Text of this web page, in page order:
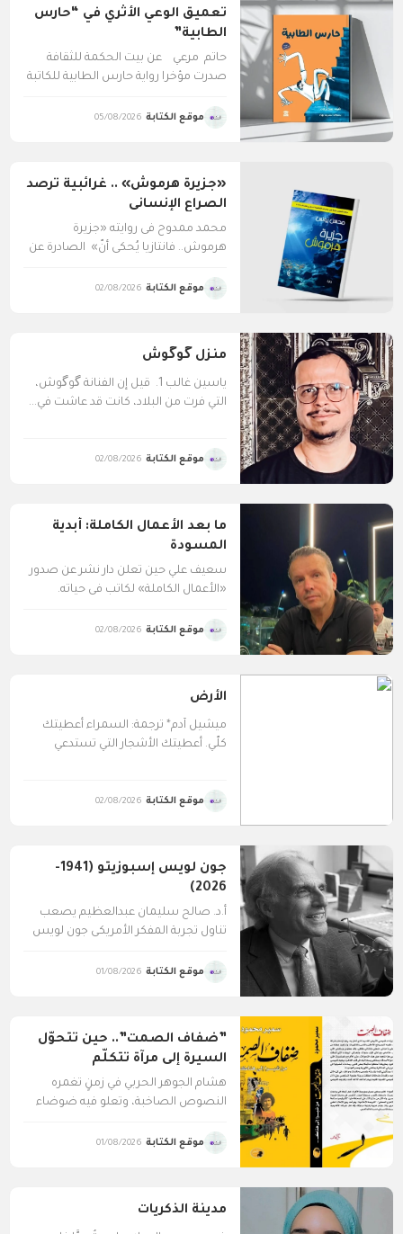
تعميق الوعي الأثري في “حارس
الطابية”
حاتم مرعي عن بيت الحكمة للثقافة
صدرت مؤخرا رواية حارس الطابية للكاتبة
موقع الكتابة 05/08/2026
«جزيرة هرموش» .. غرائبية ترصد
الصراع الإنسانى
محمد ممدوح فى روايته «جزيرة
هرموش.. فانتازيا يُحكى أنّ» الصادرة عن
موقع الكتابة 02/08/2026
منزل گوگوش
ياسين غالب 1. قيل إن الفنانة گوگوش،
التي فرت من البلاد، كانت قد عاشت في...
موقع الكتابة 02/08/2026
ما بعد الأعمال الكاملة: أبدية
المسودة
سعيف علي حين تعلن دار نشر عن صدور
«الأعمال الكاملة» لكاتب في حياته.
موقع الكتابة 02/08/2026
الأرض
ميشيل آدم* ترجمة: السمراء أعطيتك
كلّي. أعطيتك الأشجار التي تستدعي
موقع الكتابة 02/08/2026
جون لويس إسبوزيتو (1941-
2026)
أ.د. صالح سليمان عبدالعظيم يصعب
تناول تجربة المفكر الأمريكي جون لويس
Espositoبوصفها...
موقع الكتابة 01/08/2026
‎”ضفاف الصمت”.. حين تتحوّل
السيرة إلى مرآة تتكلّم
هشام الجوهر الحربي في زمنٍ تغمره
النصوص الصاخبة، وتعلو فيه ضوضاء
موقع الكتابة 01/08/2026
مدينة الذكريات